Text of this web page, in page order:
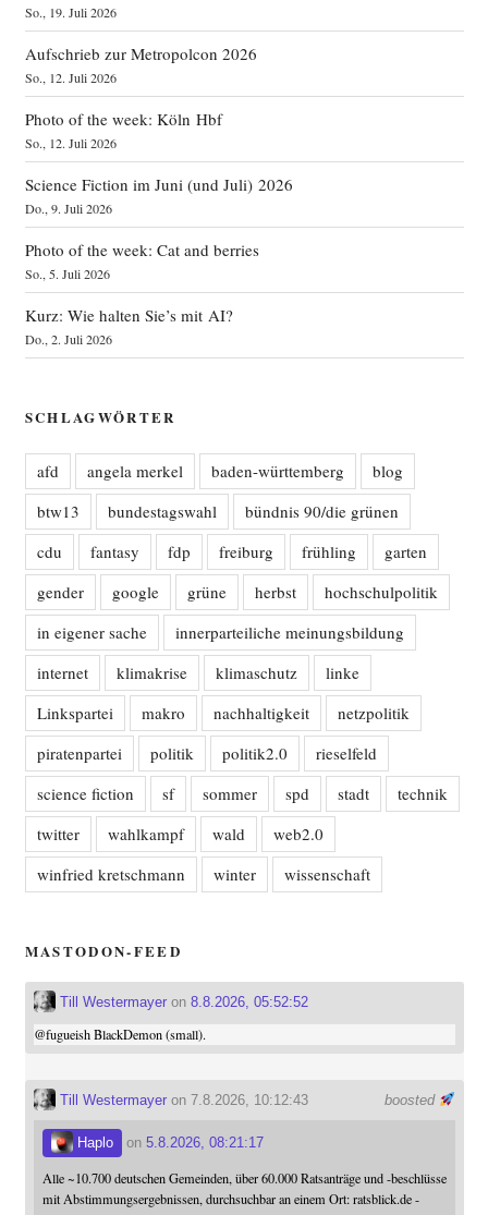
So., 19. Juli 2026
Aufschrieb zur Metropolcon 2026
So., 12. Juli 2026
Photo of the week: Köln Hbf
So., 12. Juli 2026
Science Fiction im Juni (und Juli) 2026
Do., 9. Juli 2026
Photo of the week: Cat and berries
So., 5. Juli 2026
Kurz: Wie halten Sie’s mit AI?
Do., 2. Juli 2026
SCHLAGWÖRTER
afd angela merkel baden-württemberg
blog
btw13
bundestagswahl
bündnis 90/die grünen
cdu
fantasy fdp freiburg frühling
garten
gender
google grüne herbst
hochschulpolitik
in eigener sache
innerparteiliche meinungsbildung
internet
klimakrise klimaschutz
linke
Linkspartei
makro nachhaltigkeit
netzpolitik
piratenpartei
politik politik2.0
rieselfeld
science fiction
sf sommer spd stadt
technik
twitter
wahlkampf wald
web2.0
winfried kretschmann
winter wissenschaft
MASTODON-FEED
Till Westermayeron 8.8.2026, 05:52:52
@fugueishBlackDemon (small).
boosted
Till Westermayeron 7.8.2026, 10:12:43
Haplo on 5.8.2026, 08:21:17
Alle ~10.700 deutschen Gemeinden, über 60.000 Ratsanträge und -beschlüsse
mit Abstimmungsergebnissen, durchsuchbar an einem Ort: ratsblick.de -